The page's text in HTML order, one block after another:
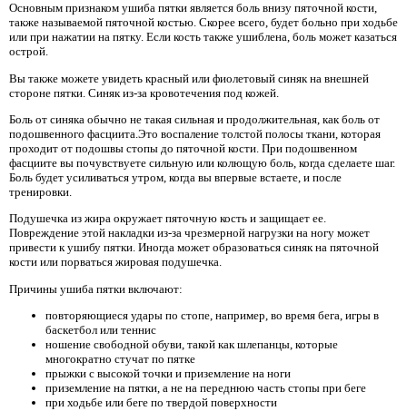
Основным признаком ушиба пятки является боль внизу пяточной кости,
также называемой пяточной костью. Скорее всего, будет больно при ходьбе
или при нажатии на пятку. Если кость также ушиблена, боль может казаться
острой.
Вы также можете увидеть красный или фиолетовый синяк на внешней
стороне пятки. Синяк из-за кровотечения под кожей.
Боль от синяка обычно не такая сильная и продолжительная, как боль от
подошвенного фасциита.Это воспаление толстой полосы ткани, которая
проходит от подошвы стопы до пяточной кости. При подошвенном
фасциите вы почувствуете сильную или колющую боль, когда сделаете шаг.
Боль будет усиливаться утром, когда вы впервые встаете, и после
тренировки.
Подушечка из жира окружает пяточную кость и защищает ее.
Повреждение этой накладки из-за чрезмерной нагрузки на ногу может
привести к ушибу пятки. Иногда может образоваться синяк на пяточной
кости или порваться жировая подушечка.
Причины ушиба пятки включают:
повторяющиеся удары по стопе, например, во время бега, игры в
баскетбол или теннис
ношение свободной обуви, такой как шлепанцы, которые
многократно стучат по пятке
прыжки с высокой точки и приземление на ноги
приземление на пятки, а не на переднюю часть стопы при беге
при ходьбе или беге по твердой поверхности